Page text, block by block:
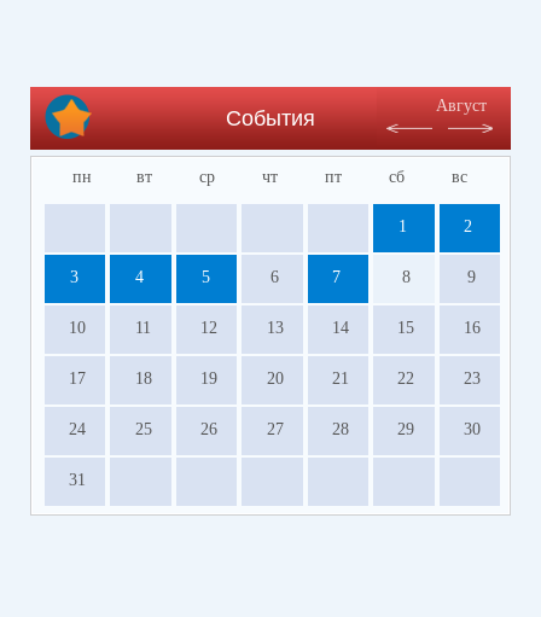
События
Август
пн вт ср чт пт сб вс
1 2
3 4 5 6 7 8 9
10 11 12 13 14 15 16
17 18 19 20 21 22 23
24 25 26 27 28 29 30
31